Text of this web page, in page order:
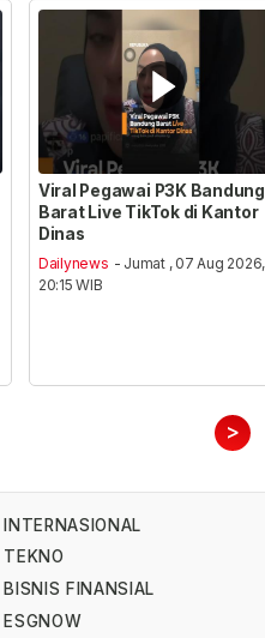
Viral Pegawai P3K Bandung
Barat Live TikTok di Kantor
Dinas
Dailynews - Jumat , 07 Aug 2026,
20:15 WIB
>
INTERNASIONAL
TEKNO
BISNIS FINANSIAL
ESGNOW